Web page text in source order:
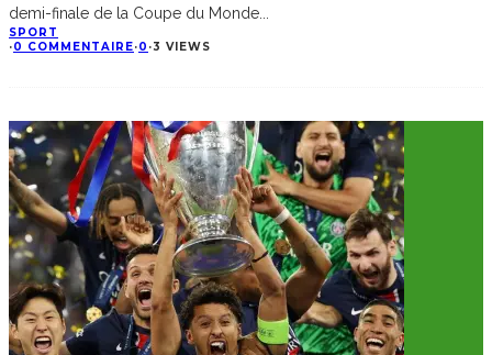
demi-finale de la Coupe du Monde...
SPORT
·0 COMMENTAIRE·0 ·3 VIEWS